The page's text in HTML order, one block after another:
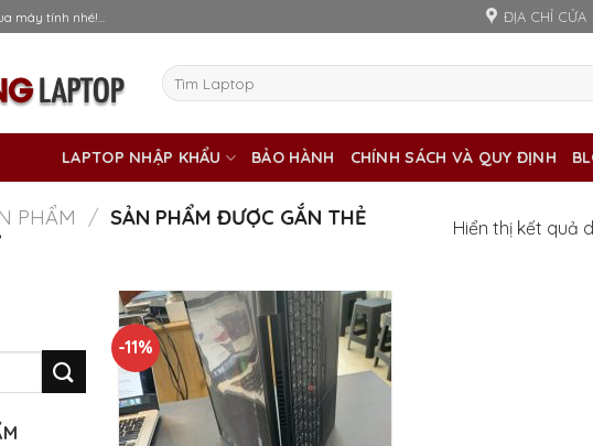
máy tính nhé!... ĐỊA CHỈ CỬA
Tìm
kiếm:
LAPTOP NHẬP KHẨU BẢO HÀNH CHÍNH SÁCH VÀ QUY ĐỊNH
PHẨM / SẢN PHẨM ĐƯỢC GẮN THẺ
Hiển thị kết quả
-11%